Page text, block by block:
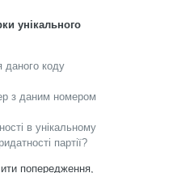
унікального
даного коду
з даним номером
в унікальному
партії?
попередження,